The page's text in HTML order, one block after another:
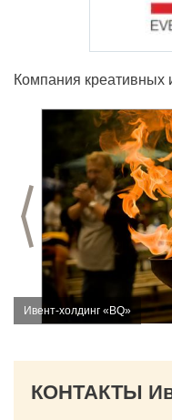
Компания креативных
Предыдущий слайд
Ивент-холдинг «BQ»
КОНТАКТЫ